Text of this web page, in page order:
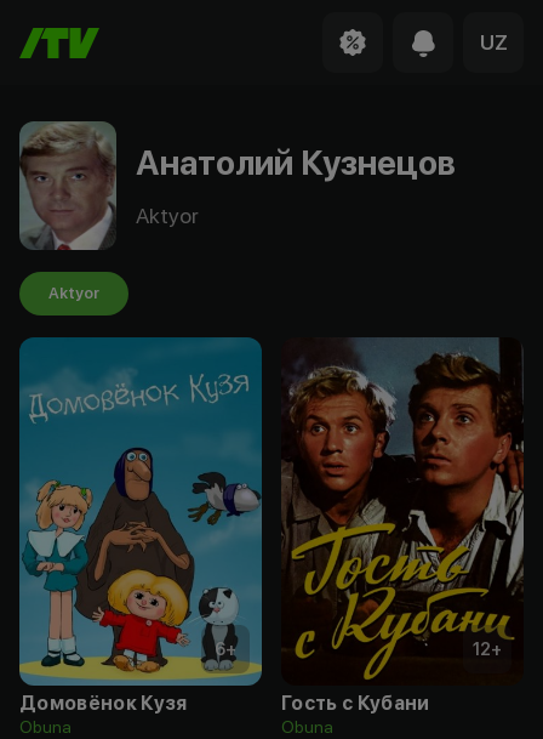
UZ
Анатолий Кузнецов
Aktyor
Aktyor
6+
Домовёнок Кузя
Obuna
12+
Гость с Кубани
Obuna